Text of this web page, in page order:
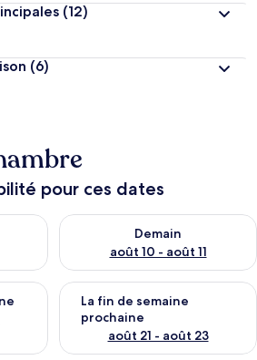
(12)
(6)
pour ces dates
ce soir août 9 - août 10
Demain
août 10 - août 11
Vérifier la disponibilité pour
cette fin de semaine août 14 -
La fin de semaine
prochaine
août 21 - août 23
Vérifier la disponibilité pour